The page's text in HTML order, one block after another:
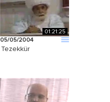
01:21:25
05/05/2004
Tezekkür